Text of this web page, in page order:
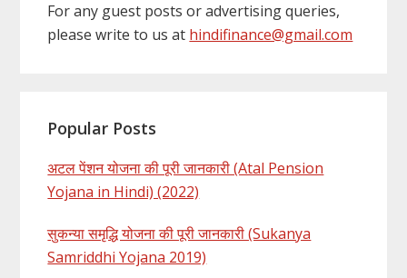
For any guest posts or advertising queries,
please write to us at hindifinance@gmail.com
Popular Posts
अटल पेंशन योजना की पूरी जानकारी (Atal Pension
Yojana in Hindi) (2022)
सुकन्या समृद्धि योजना की पूरी जानकारी (Sukanya
Samriddhi Yojana 2019)